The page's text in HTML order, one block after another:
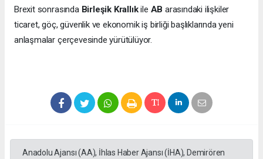
Brexit sonrasında Birleşik Krallıkile AB arasındaki ilişkiler
ticaret, göç, güvenlik ve ekonomik iş birliği başlıklarında yeni
anlaşmalar çerçevesinde yürütülüyor.
Anadolu Ajansı (AA), İhlas Haber Ajansı (İHA), Demirören